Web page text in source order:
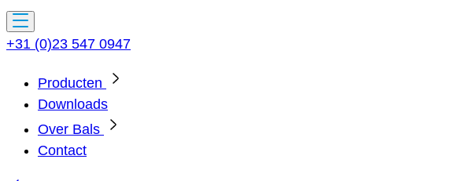
+31 (0)23 547 0947
Producten
Downloads
Over Bals
Contact